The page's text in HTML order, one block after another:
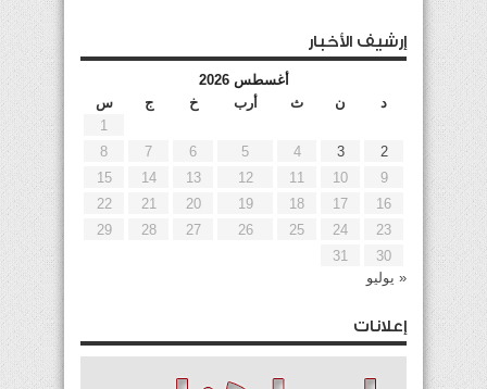
إرشيف الأخبار
أغسطس 2026
د
ن ث أرب خ ج
س
1
2
3
4
5
6
7
8
9
10
11
12
13
14
15
16
17
18
19
20
21
22
23
24
25
26
27
28
29
30
31
« يوليو
إعلانات